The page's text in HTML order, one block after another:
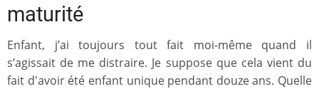
maturité
Enfant, j’ai toujours tout fait moi-même quand il
s’agissait de me distraire. Je suppose que cela vient du
fait d'avoir été enfant unique pendant douze ans. Quelle